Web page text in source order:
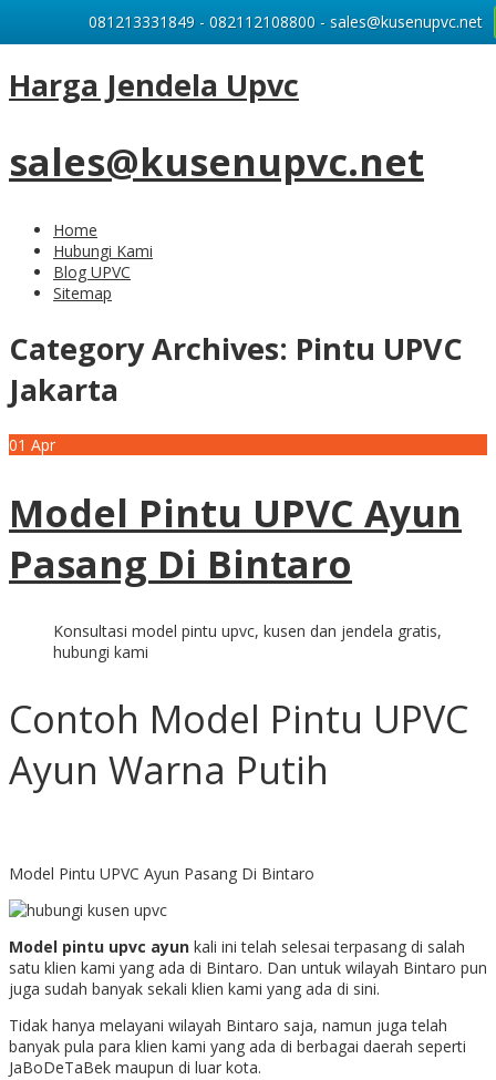
Harga Jendela Upvc
sales@kusenupvc.net
Home
Hubungi Kami
Blog UPVC
Sitemap
Category Archives: Pintu UPVC
Jakarta
01 Apr
Model Pintu UPVC Ayun
Pasang Di Bintaro
Konsultasi model pintu upvc, kusen dan jendela gratis,
hubungi kami
Contoh Model Pintu UPVC
Ayun Warna Putih
Model Pintu UPVC Ayun Pasang Di Bintaro
Model pintu upvc ayun kali ini telah selesai terpasang di salah
satu klien kami yang ada di Bintaro. Dan untuk wilayah Bintaro pun
juga sudah banyak sekali klien kami yang ada di sini.
Tidak hanya melayani wilayah Bintaro saja, namun juga telah
banyak pula para klien kami yang ada di berbagai daerah seperti
JaBoDeTaBek maupun di luar kota.
081213331849 - 082112108800 - sales@kusenupvc.net